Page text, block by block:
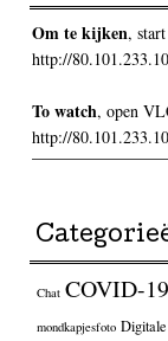
Om te kijken,
http://
To watch, open
http://
Chat COVID-19
mondkapjesfoto